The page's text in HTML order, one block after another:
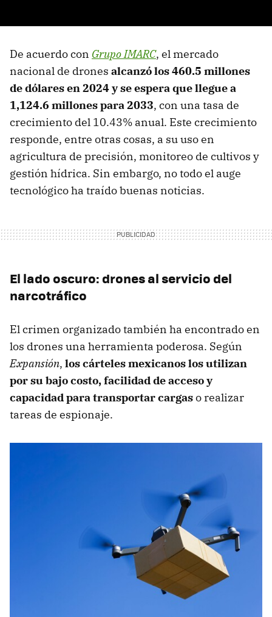
De acuerdo con Grupo IMARC, el mercado
nacional de drones alcanzó los 460.5 millones
de dólares en 2024 y se espera que llegue a
1,124.6 millones para 2033, con una tasa de
crecimiento del 10.43% anual. Este crecimiento
responde, entre otras cosas, a su uso en
agricultura de precisión, monitoreo de cultivos y
gestión hídrica. Sin embargo, no todo el auge
tecnológico ha traído buenas noticias.
El lado oscuro: drones al servicio del
narcotráfico
El crimen organizado también ha encontrado en
los drones una herramienta poderosa. Según
Expansión, los cárteles mexicanos los utilizan
por su bajo costo, facilidad de acceso y
capacidad para transportar cargaso realizar
tareas de espionaje.